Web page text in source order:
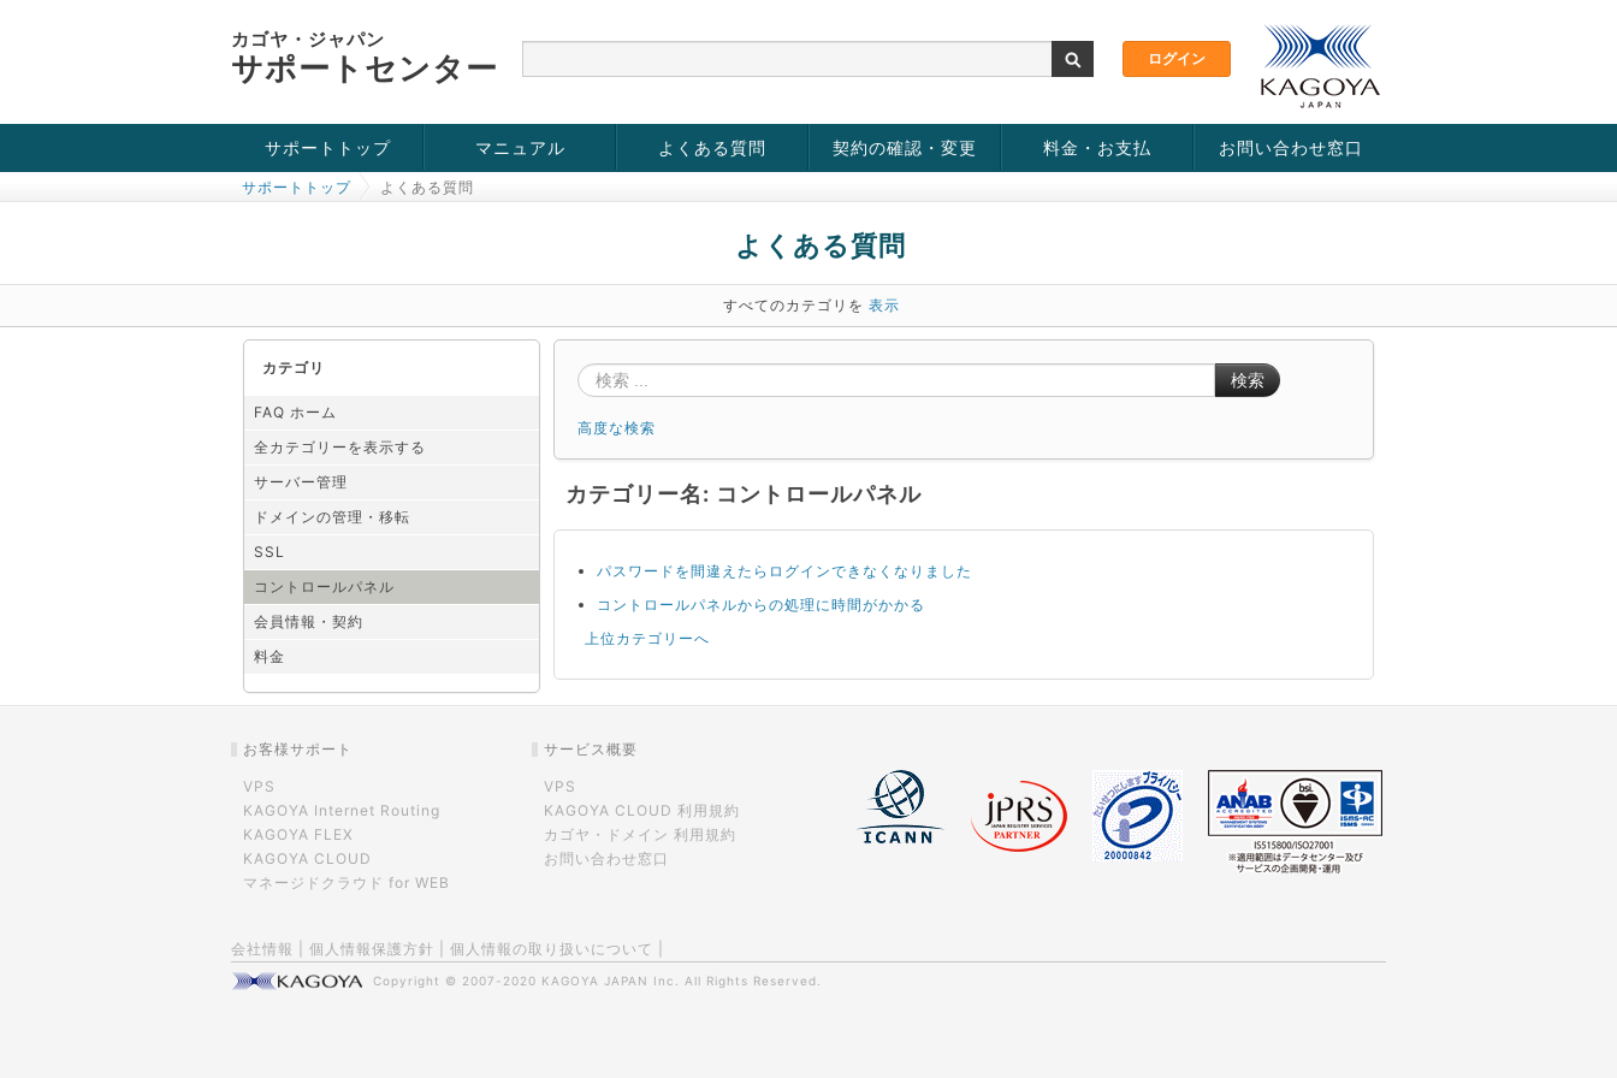
カゴヤ・ジャパン
サポートセンター
サポートトップ
お役立ち情報
チュートリアル
障害・メンテナンス情報
マニュアル よくある質問 契約の確認・変更 料金・お支払 お問い合わせ窓口
サポートトップ よくある質問
よくある質問
すべてのカテゴリを 表示
カテゴリ
FAQ ホーム
全カテゴリーを表示する
サーバー管理
ドメインの管理・移転
SSL
コントロールパネル
会員情報・契約
料金
検索
高度な検索
カテゴリー名: コントロールパネル
パスワードを間違えたらログインできなくなりました
コントロールパネルからの処理に時間がかかる
上位カテゴリーへ
お客様サポート
VPS
KAGOYA Internet Routing
KAGOYA FLEX
KAGOYA CLOUD
マネージドクラウド for WEB
サービス概要
VPS
KAGOYA CLOUD 利用規約
カゴヤ・ドメイン 利用規約
お問い合わせ窓口
会社情報 個人情報保護方針 個人情報の取り扱いについて
Copyright © 2007-2020 KAGOYA JAPAN Inc. All Rights Reserved.